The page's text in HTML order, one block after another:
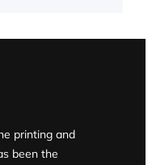
printing and
been the